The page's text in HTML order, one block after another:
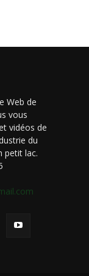
Web de
vous
vidéos de
du
petit lac.